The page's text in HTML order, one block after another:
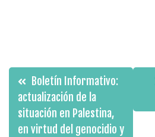
Navegación
de
entradas
Boletín Informativo:
actualización de la
situación en Palestina,
en virtud del genocidio y